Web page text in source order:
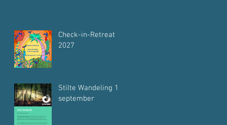
Check-in-Retreat
2027
Stilte Wandeling 12
september